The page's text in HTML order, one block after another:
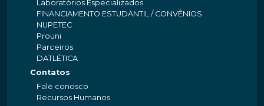
Laboratórios Especializados
FINANCIAMENTO ESTUDANTIL / CONVÊNIOS
NUPETEC
Prouni
Parceiros
DATLÉTICA
Contatos
Fale conosco
Recursos Humanos